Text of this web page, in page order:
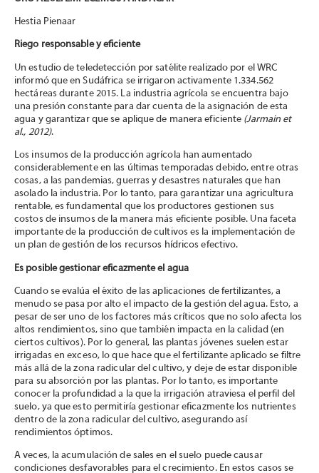
Hestia Pienaar
Riego responsable y eficiente
Un estudio de teledetección por satélite realizado por el WRC
informó que en Sudáfrica se irrigaron activamente 1.334.562
hectáreas durante 2015. La industria agrícola se encuentra bajo
una presión constante para dar cuenta de la asignación de esta
agua y garantizar que se aplique de manera eficiente (Jarmain et
al., 2012).
Los insumos de la producción agrícola han aumentado
considerablemente en las últimas temporadas debido, entre otras
cosas, a las pandemias, guerras y desastres naturales que han
asolado la industria. Por lo tanto, para garantizar una agricultura
rentable, es fundamental que los productores gestionen sus
costos de insumos de la manera más eficiente posible. Una faceta
importante de la producción de cultivos es la implementación de
un plan de gestión de los recursos hídricos efectivo.
Es posible gestionar eficazmente el agua
Cuando se evalúa el éxito de las aplicaciones de fertilizantes, a
menudo se pasa por alto el impacto de la gestión del agua. Esto, a
pesar de ser uno de los factores más críticos que no solo afecta los
altos rendimientos, sino que también impacta en la calidad (en
ciertos cultivos). Por lo general, las plantas jóvenes suelen estar
irrigadas en exceso, lo que hace que el fertilizante aplicado se filtre
más allá de la zona radicular del cultivo, y deje de estar disponible
para su absorción por las plantas. Por lo tanto, es importante
conocer la profundidad a la que la irrigación atraviesa el perfil del
suelo, ya que esto permitiría gestionar eficazmente los nutrientes
dentro de la zona radicular del cultivo, asegurando así
rendimientos óptimos.
A veces, la acumulación de sales en el suelo puede causar
condiciones desfavorables para el crecimiento. En estos casos se